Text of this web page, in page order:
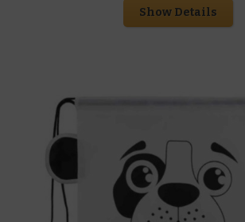
Show Details